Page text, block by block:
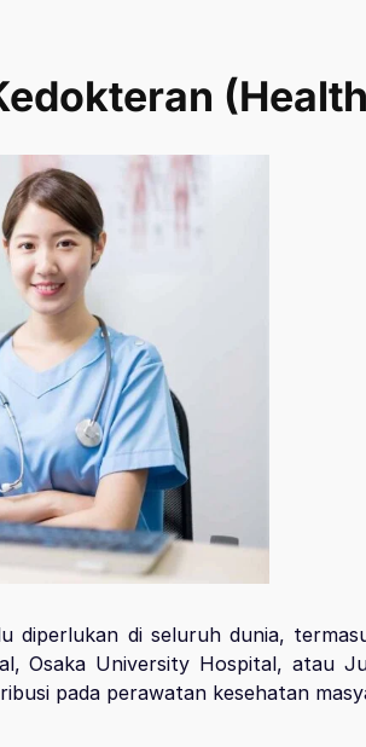
diperlukan di seluruh dunia,
Osaka University Hospital, atau
pada perawatan kesehatan